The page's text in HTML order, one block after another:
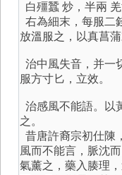
白殭蠶 炒，半兩
右為細末，每服二
放溫服之，以真菖
治中風失音，并一
服方寸匕，立效。
治感風不能語。以
之。
昔唐許裔宗初仕陳
風而不能言，脈沈
氣薰之，藥入腠理